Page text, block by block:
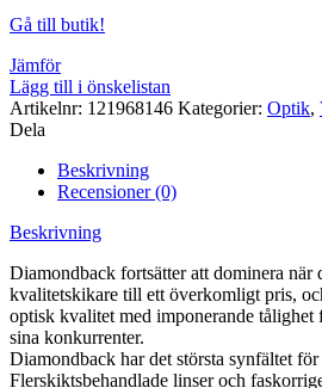
Gå till butik!
Jämför
Lägg till i önskelistan
Artikelnr: 121968146 Kategorier: Optik,
Dela
Beskrivning
Recensioner (0)
Beskrivning
Diamondback fortsätter att dominera när
kvalitetskikare till ett överkomligt pris,
optisk kvalitet med imponerande tålighet
sina konkurrenter.
Diamondback har det största synfältet för
Flerskiktsbehandlade linser och